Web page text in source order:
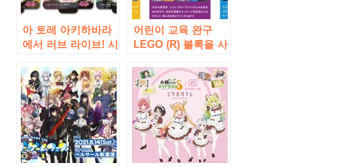
아 토레 아키하바라
에서 러브 라이브! 시
스티벌 개최! 러브 라
이브! 선샤인 !! 신규
신작 일러스트도 등
장! 11 월 1 일 (금)부
터 기간 한정으로 오
픈
어린이 교육 완구
LEGO (R) 블록을 사
벤트 ‘BRICKLIVE
(R) in JAPAN
2018」이 베루사루
아키하바라에서 개
최